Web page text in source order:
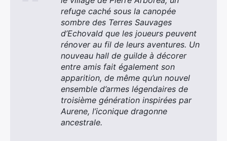
refuge caché sous la canopée
sombre des Terres Sauvages
d’Echovald que les joueurs peuvent
rénover au fil de leurs aventures. Un
nouveau hall de guilde à décorer
entre amis fait également son
apparition, de même qu’un nouvel
ensemble d’armes légendaires de
troisième génération inspirées par
Aurene, l’iconique dragonne
ancestrale.